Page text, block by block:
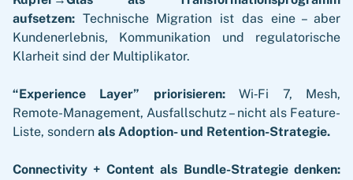
aufsetzen: Technische Migration ist das eine – aber
Kundenerlebnis, Kommunikation und regulatorische
Klarheit sind der Multiplikator.
“Experience Layer” priorisieren:Wi‑Fi 7, Mesh,
Remote-Management, Ausfallschutz – nicht als Feature-
Liste, sondern als Adoption- und Retention-Strategie.
Connectivity + Content als Bundle-Strategie denken: